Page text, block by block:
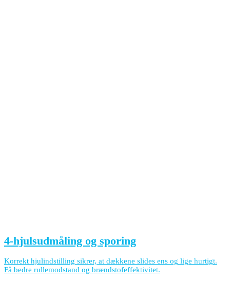
4-hjulsudmåling og sporing
Korrekt hjulindstilling sikrer, at dækkene slides ens og lige hurtigt.
Få bedre rullemodstand og brændstofeffektivitet.